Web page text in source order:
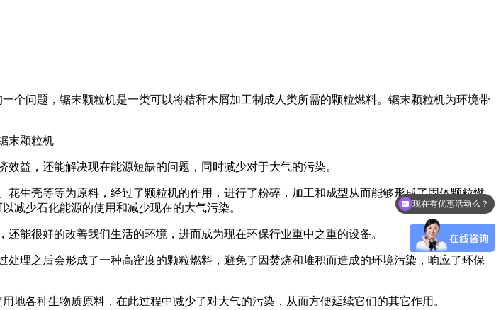
个问题，锯末颗粒机是一类可以将秸秆木屑加工制成人类所需的颗粒燃料。锯末颗粒机为环境带
益，还能解决现在能源短缺的问题，同时减少对于大气的污染。
生壳等等为原料，经过了颗粒机的作用，进行了粉碎，加工和成型从而能够形成了固体颗粒燃
减少石化能源的使用和减少现在的大气污染。
能很好的改善我们生活的环境，进而成为现在环保行业重中之重的设备。
理之后会形成了一种高密度的颗粒燃料，避免了因焚烧和堆积而造成的环境污染，响应了环保
各种生物质原料，在此过程中减少了对大气的污染，从而方便延续它们的其它作用。
现在有优惠活动么？